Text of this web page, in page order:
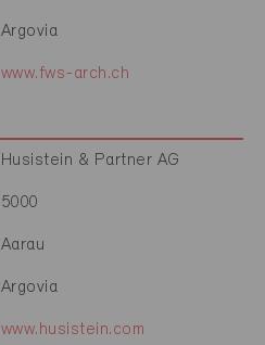
Argovia
www.fws-arch.ch
Husistein & Partner AG
5000
Aarau
Argovia
www.husistein.com